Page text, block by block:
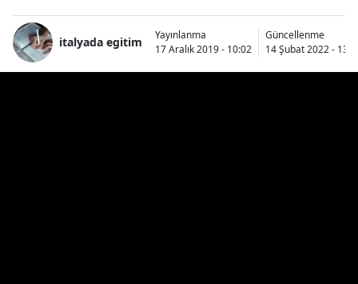
italyada egitim
Yayınlanma
17 Aralık 2019 - 10:02
Güncellenme
14 Şubat 2022 -